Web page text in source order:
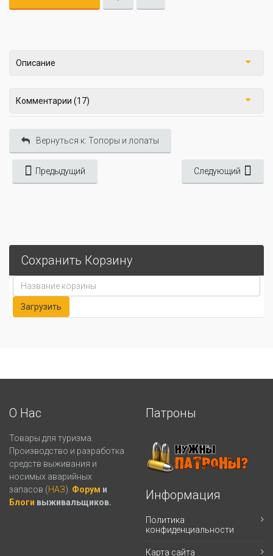
Описание
Комментарии (17)
Вернуться к: Топоры и лопаты
Предыдущий Следующий
Сохранить Корзину
О Нас
Товары для туризма.
Производство и разработка
средств выживания и
носимых аварийных
запасов (НАЗ). Форум и
Блоги выживальщиков.
Патроны
Информация
Политика
конфиденциальности
Карта сайта